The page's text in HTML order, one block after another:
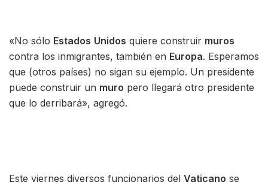
«No sólo Estados Unidos quiere construir muros
contra los inmigrantes, también en Europa. Esperamos
que (otros países) no sigan su ejemplo. Un presidente
puede construir un muro pero llegará otro presidente
que lo derribará», agregó.
Este viernes diversos funcionarios del Vaticano se